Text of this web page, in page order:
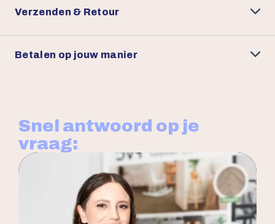
Verzenden & Retour
Betalen op jouw manier
Snel antwoord op je
vraag: